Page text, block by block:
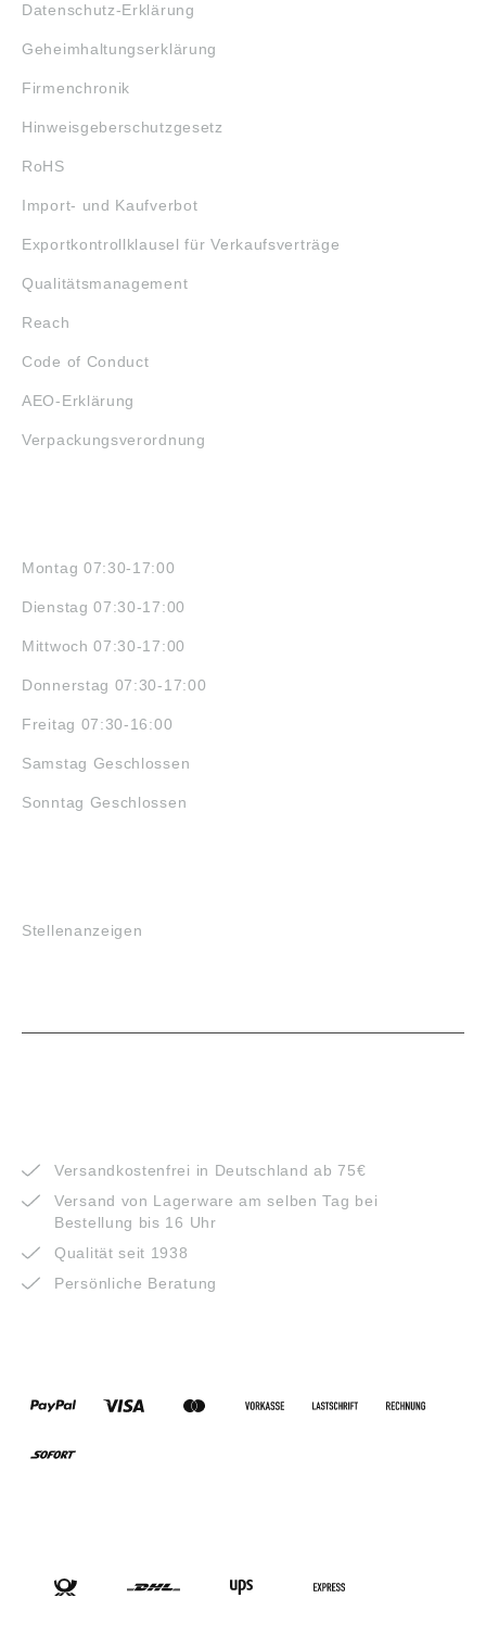
Datenschutz-Erklärung
Geheimhaltungserklärung
Firmenchronik
Hinweisgeberschutzgesetz
RoHS
Import- und Kaufverbot
Exportkontrollklausel für Verkaufsverträge
Qualitätsmanagement
Reach
Code of Conduct
AEO-Erklärung
Verpackungsverordnung
Montag 07:30-17:00
Dienstag 07:30-17:00
Mittwoch 07:30-17:00
Donnerstag 07:30-17:00
Freitag 07:30-16:00
Samstag Geschlossen
Sonntag Geschlossen
Stellenanzeigen
Versandkostenfrei in Deutschland ab 75€
Versand von Lagerware am selben Tag bei
Bestellung bis 16 Uhr
Qualität seit 1938
Persönliche Beratung